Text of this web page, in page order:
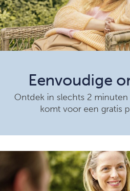
Eenvoudige
Ontdek in slechts 2
komt voor een gratis